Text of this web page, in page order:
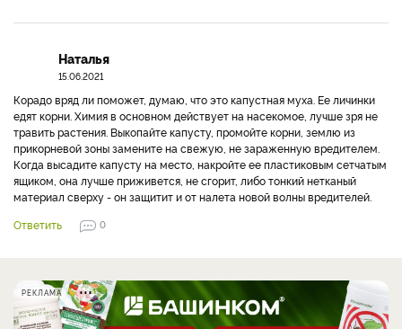
Наталья
15.06.2021
Корадо вряд ли поможет, думаю, что это капустная муха. Ее личинки
едят корни. Химия в основном действует на насекомое, лучше зря не
травить растения. Выкопайте капусту, промойте корни, землю из
прикорневой зоны замените на свежую, не зараженную вредителем.
Когда высадите капусту на место, накройте ее пластиковым сетчатым
ящиком, она лучше приживется, не сгорит, либо тонкий нетканый
материал сверху - он защитит и от налета новой волны вредителей.
Ответить
0
РЕКЛАМА